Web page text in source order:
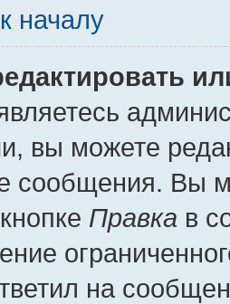
началу
вы можете
сообщения. Вы
Правка в
на